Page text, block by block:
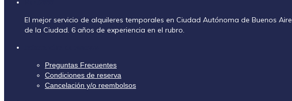
El mejor servicio de alquileres temporales en Ciudad Autónoma de Buenos
de la Ciudad. 6 años de experiencia en el rubro.
Preguntas Frecuentes
Condiciones de reserva
Cancelación y/o reembolsos